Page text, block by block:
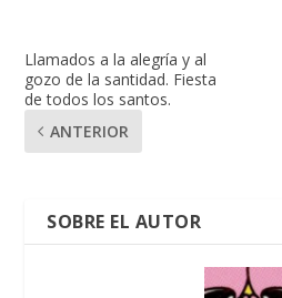
Llamados a la alegría y al
gozo de la santidad. Fiesta
de todos los santos.
ANTERIOR
SOBRE EL AUTOR